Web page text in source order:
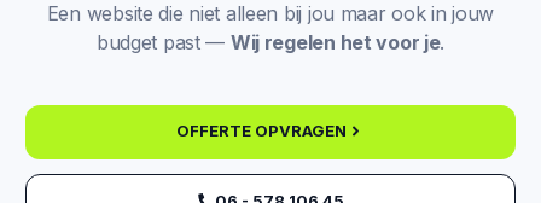
Een website die niet alleen bij jou maar ook in jouw
budget past — Wij regelen het voor je.
OFFERTE OPVRAGEN